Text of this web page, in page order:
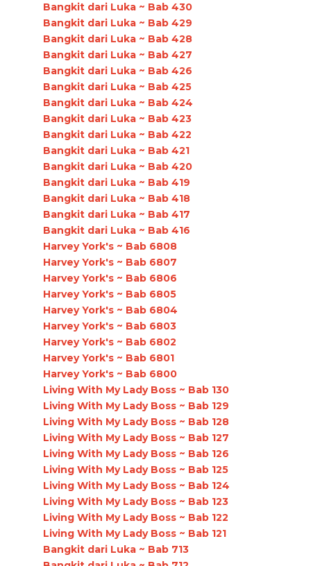
Bangkit dari Luka ~ Bab 430
Bangkit dari Luka ~ Bab 429
Bangkit dari Luka ~ Bab 428
Bangkit dari Luka ~ Bab 427
Bangkit dari Luka ~ Bab 426
Bangkit dari Luka ~ Bab 425
Bangkit dari Luka ~ Bab 424
Bangkit dari Luka ~ Bab 423
Bangkit dari Luka ~ Bab 422
Bangkit dari Luka ~ Bab 421
Bangkit dari Luka ~ Bab 420
Bangkit dari Luka ~ Bab 419
Bangkit dari Luka ~ Bab 418
Bangkit dari Luka ~ Bab 417
Bangkit dari Luka ~ Bab 416
Harvey York's ~ Bab 6808
Harvey York's ~ Bab 6807
Harvey York's ~ Bab 6806
Harvey York's ~ Bab 6805
Harvey York's ~ Bab 6804
Harvey York's ~ Bab 6803
Harvey York's ~ Bab 6802
Harvey York's ~ Bab 6801
Harvey York's ~ Bab 6800
Living With My Lady Boss ~ Bab 130
Living With My Lady Boss ~ Bab 129
Living With My Lady Boss ~ Bab 128
Living With My Lady Boss ~ Bab 127
Living With My Lady Boss ~ Bab 126
Living With My Lady Boss ~ Bab 125
Living With My Lady Boss ~ Bab 124
Living With My Lady Boss ~ Bab 123
Living With My Lady Boss ~ Bab 122
Living With My Lady Boss ~ Bab 121
Bangkit dari Luka ~ Bab 713